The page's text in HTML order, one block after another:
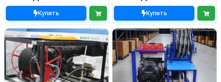
Купить Купить